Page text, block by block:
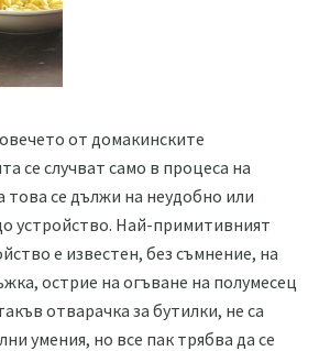
от домакинските
се случват само в процеса на
това се дължи на неудобно или
устройство. Най-примитивният
е известен, без съмнение, на
острие на огъване на полумесец
отварачка за бутилки, не са
умения, но все пак трябва да се